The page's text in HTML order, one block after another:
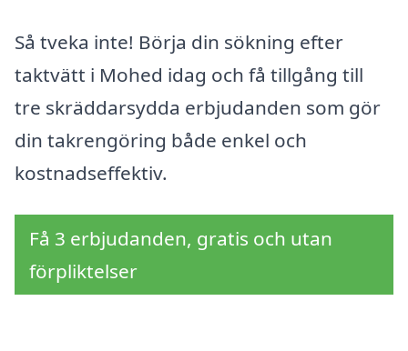
Så tveka inte! Börja din sökning efter
taktvätt i Mohed idag och få tillgång till
tre skräddarsydda erbjudanden som gör
din takrengöring både enkel och
kostnadseffektiv.
Få 3 erbjudanden, gratis och utan
förpliktelser